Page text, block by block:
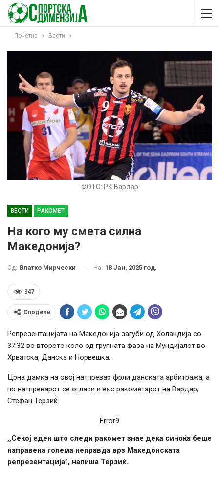
Почетна Вести
ФОТО: РК Вардар
ВЕСТИ РАКОМЕТ
На кого му смета силна
Македонија?
Од: Влатко Мирчески На: 18 Јан, 2025 год.
347
Сподели
Репрезентацијата на Македонија загуби од Холандија со
37:32 во второто коло од групната фаза на Мундијалот во
Хрватска, Данска и Норвешка.
Црна дамка на овој натпревар фрли данската арбитража, а
по натпреварот се огласи и екс ракометарот на Вардар,
Стефан Терзиќ.
Error9
,,Секој еден што следи ракомет знае дека синоќа беше
направена голема неправда врз Македонската
репрезентација”, напиша Терзиќ.